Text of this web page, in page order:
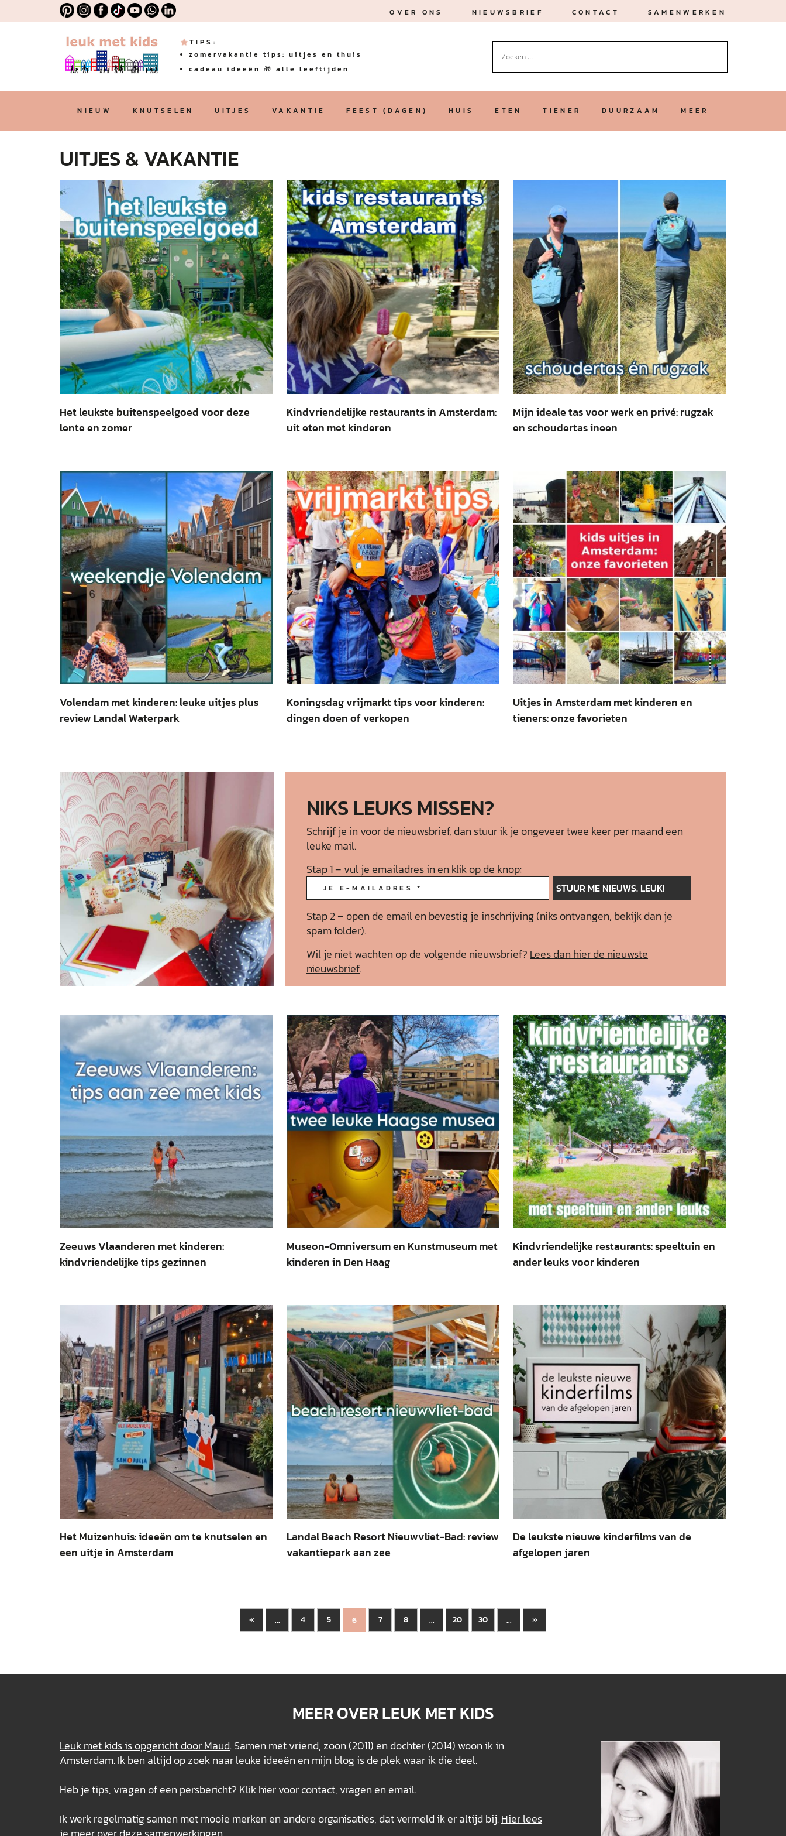
OVER ONS NIEUWSBRIEF CONTACT SAMENWERKEN
TIPS:
zomervakantie tips: uitjes en thuis
cadeau ideeën 🎁 alle leeftijden
NIEUW KNUTSELEN UITJES VAKANTIE FEEST (DAGEN) HUIS ETEN TIENER DUURZAAM MEER
UITJES & VAKANTIE
Het leukste buitenspeelgoed voor deze
lente en zomer
Kindvriendelijke restaurants in Amsterdam:
uit eten met kinderen
Mijn ideale tas voor werk en privé: rugzak
en schoudertas ineen
Volendam met kinderen: leuke uitjes plus
review Landal Waterpark
Koningsdag vrijmarkt tips voor kinderen:
dingen doen of verkopen
Uitjes in Amsterdam met kinderen en
tieners: onze favorieten
NIKS LEUKS MISSEN?
Schrijf je in voor de nieuwsbrief, dan stuur ik je ongeveer twee keer per maand een
leuke mail.
Stap 1 – vul je emailadres in en klik op de knop:
Stap 2 – open de email en bevestig je inschrijving (niks ontvangen, bekijk dan je
spam folder).
Wil je niet wachten op de volgende nieuwsbrief? Lees dan hier de nieuwste
nieuwsbrief.
Zeeuws Vlaanderen met kinderen:
kindvriendelijke tips gezinnen
Museon-Omniversum en Kunstmuseum met
kinderen in Den Haag
Kindvriendelijke restaurants: speeltuin en
ander leuks voor kinderen
Het Muizenhuis: ideeën om te knutselen en
een uitje in Amsterdam
Landal Beach Resort Nieuwvliet-Bad: review
vakantiepark aan zee
De leukste nieuwe kinderfilms van de
afgelopen jaren
« ... 4 5 6 7 8 ... 20 30 ... »
MEER OVER LEUK MET KIDS
Leuk met kids is opgericht door Maud. Samen met vriend, zoon (2011) en dochter (2014) woon ik in
Amsterdam. Ik ben altijd op zoek naar leuke ideeën en mijn blog is de plek waar ik die deel.
Heb je tips, vragen of een persbericht? Klik hier voor contact, vragen en email.
Ik werk regelmatig samen met mooie merken en andere organisaties, dat vermeld ik er altijd bij.Hier lees